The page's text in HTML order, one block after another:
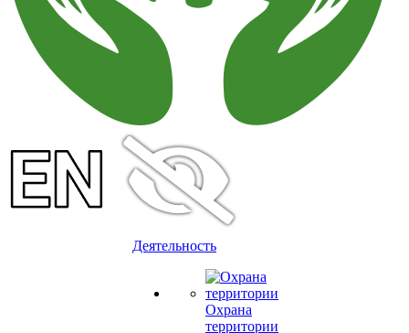
Деятельность
Охрана
территории